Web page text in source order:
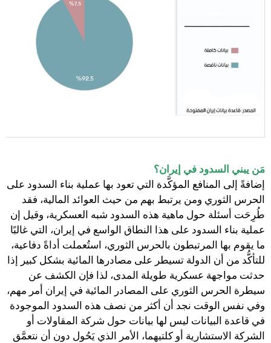
مَن يبني السدود في إيران؟
إضافةً إلى المنافع المؤكَّدة التي تعود بها عملية بناء السدود على
الحرس الثوري ومن يرتبط بهم من حيث العوائد المالية، فقد
طُرِحَت أسئلة حول ماهية هذه السدود شبه العسكرية، وقيل إن
عملية بناء السدود على هذا النطاق الواسع في إيران، التي غالبًا
ما يقوم بها المرتبطون بالحرس الثوري، استُعملت أداةً دفاعية،
للتأكُّد من أن الدولة تسيطر على مصادرها المائية بشكل كبير إذا
حدثت مواجهة عسكرية طويلة المدى، لذا فإن الكشف عن
سيطرة الحرس الثوري على المصادر المائية في إيران أمر مهم،
وفي نفس الوقت نجد أن أكثر من نصف هذه السدود الموجودة
في قاعدة البيانات ليس لها بيانات حول شركة المقاولات أو
الشركة الاستشارية أو كلتيهما، الأمر الذي يَحُول دون أن نتعمَّق